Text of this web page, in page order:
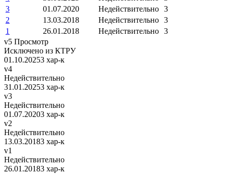
3
01.07.2020 Недействительно 3
2
13.03.2018 Недействительно 3
1
26.01.2018 Недействительно 3
v5 Просмотр
Исключено из КТРУ
01.10.20253 хар-к
v4
Недействительно
31.01.20253 хар-к
v3
Недействительно
01.07.20203 хар-к
v2
Недействительно
13.03.20183 хар-к
v1
Недействительно
26.01.20183 хар-к